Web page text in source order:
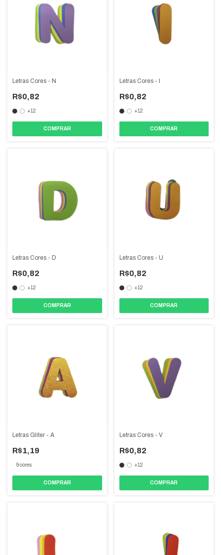
Letras Cores - N
R$0,82
+12
COMPRAR
Letras Cores - I
R$0,82
+12
COMPRAR
Letras Cores - D
R$0,82
+12
COMPRAR
Letras Cores - U
R$0,82
+12
COMPRAR
Letras Gliter - A
R$1,19
9 cores
COMPRAR
Letras Cores - V
R$0,82
+12
COMPRAR